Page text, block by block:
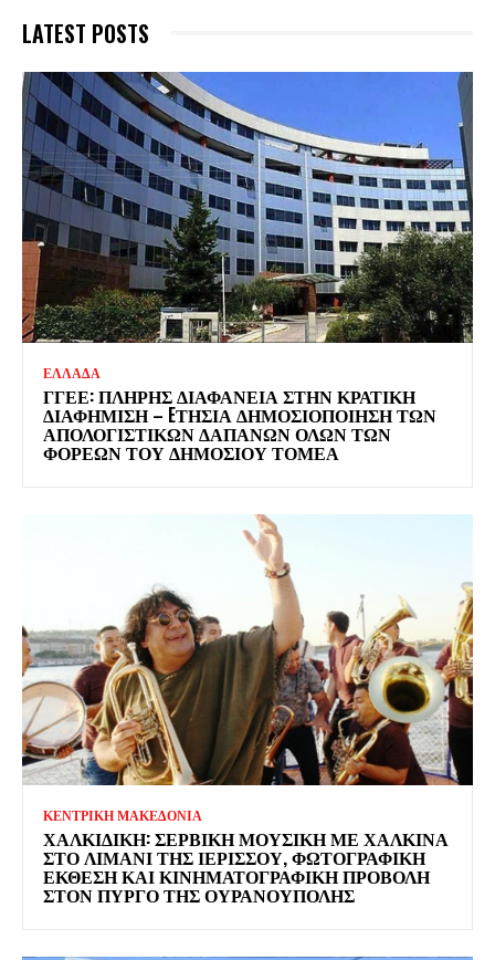
LATEST POSTS
ΕΛΛΑΔΑ
ΓΓΕΕ: ΠΛΉΡΗΣ ΔΙΑΦΆΝΕΙΑ ΣΤΗΝ ΚΡΑΤΙΚΉ
ΔΙΑΦΉΜΙΣΗ – EΤΉΣΙΑ ΔΗΜΟΣΙΟΠΟΊΗΣΗ ΤΩΝ
ΑΠΟΛΟΓΙΣΤΙΚΏΝ ΔΑΠΑΝΏΝ ΌΛΩΝ ΤΩΝ
ΦΟΡΈΩΝ ΤΟΥ ΔΗΜΟΣΊΟΥ ΤΟΜΈΑ
ΚΕΝΤΡΙΚΗ ΜΑΚΕΔΟΝΙΑ
ΧΑΛΚΙΔΙΚΉ: ΣΕΡΒΙΚΉ ΜΟΥΣΙΚΉ ΜΕ ΧΆΛΚΙΝΑ
ΣΤΟ ΛΙΜΆΝΙ ΤΗΣ ΙΕΡΙΣΣΟΎ, ΦΩΤΟΓΡΑΦΙΚΉ
ΈΚΘΕΣΗ ΚΑΙ ΚΙΝΗΜΑΤΟΓΡΑΦΙΚΉ ΠΡΟΒΟΛΉ
ΣΤΟΝ ΠΎΡΓΟ ΤΗΣ ΟΥΡΑΝΟΎΠΟΛΗΣ